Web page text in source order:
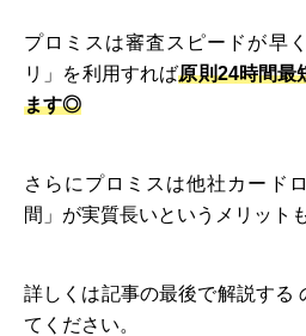
プロミスは審査スピードが早
リ」を利用すれば原則24時間最
ます◎
さらにプロミスは他社カード
間」が実質長いというメリット
詳しくは記事の最後で解説する
てください。